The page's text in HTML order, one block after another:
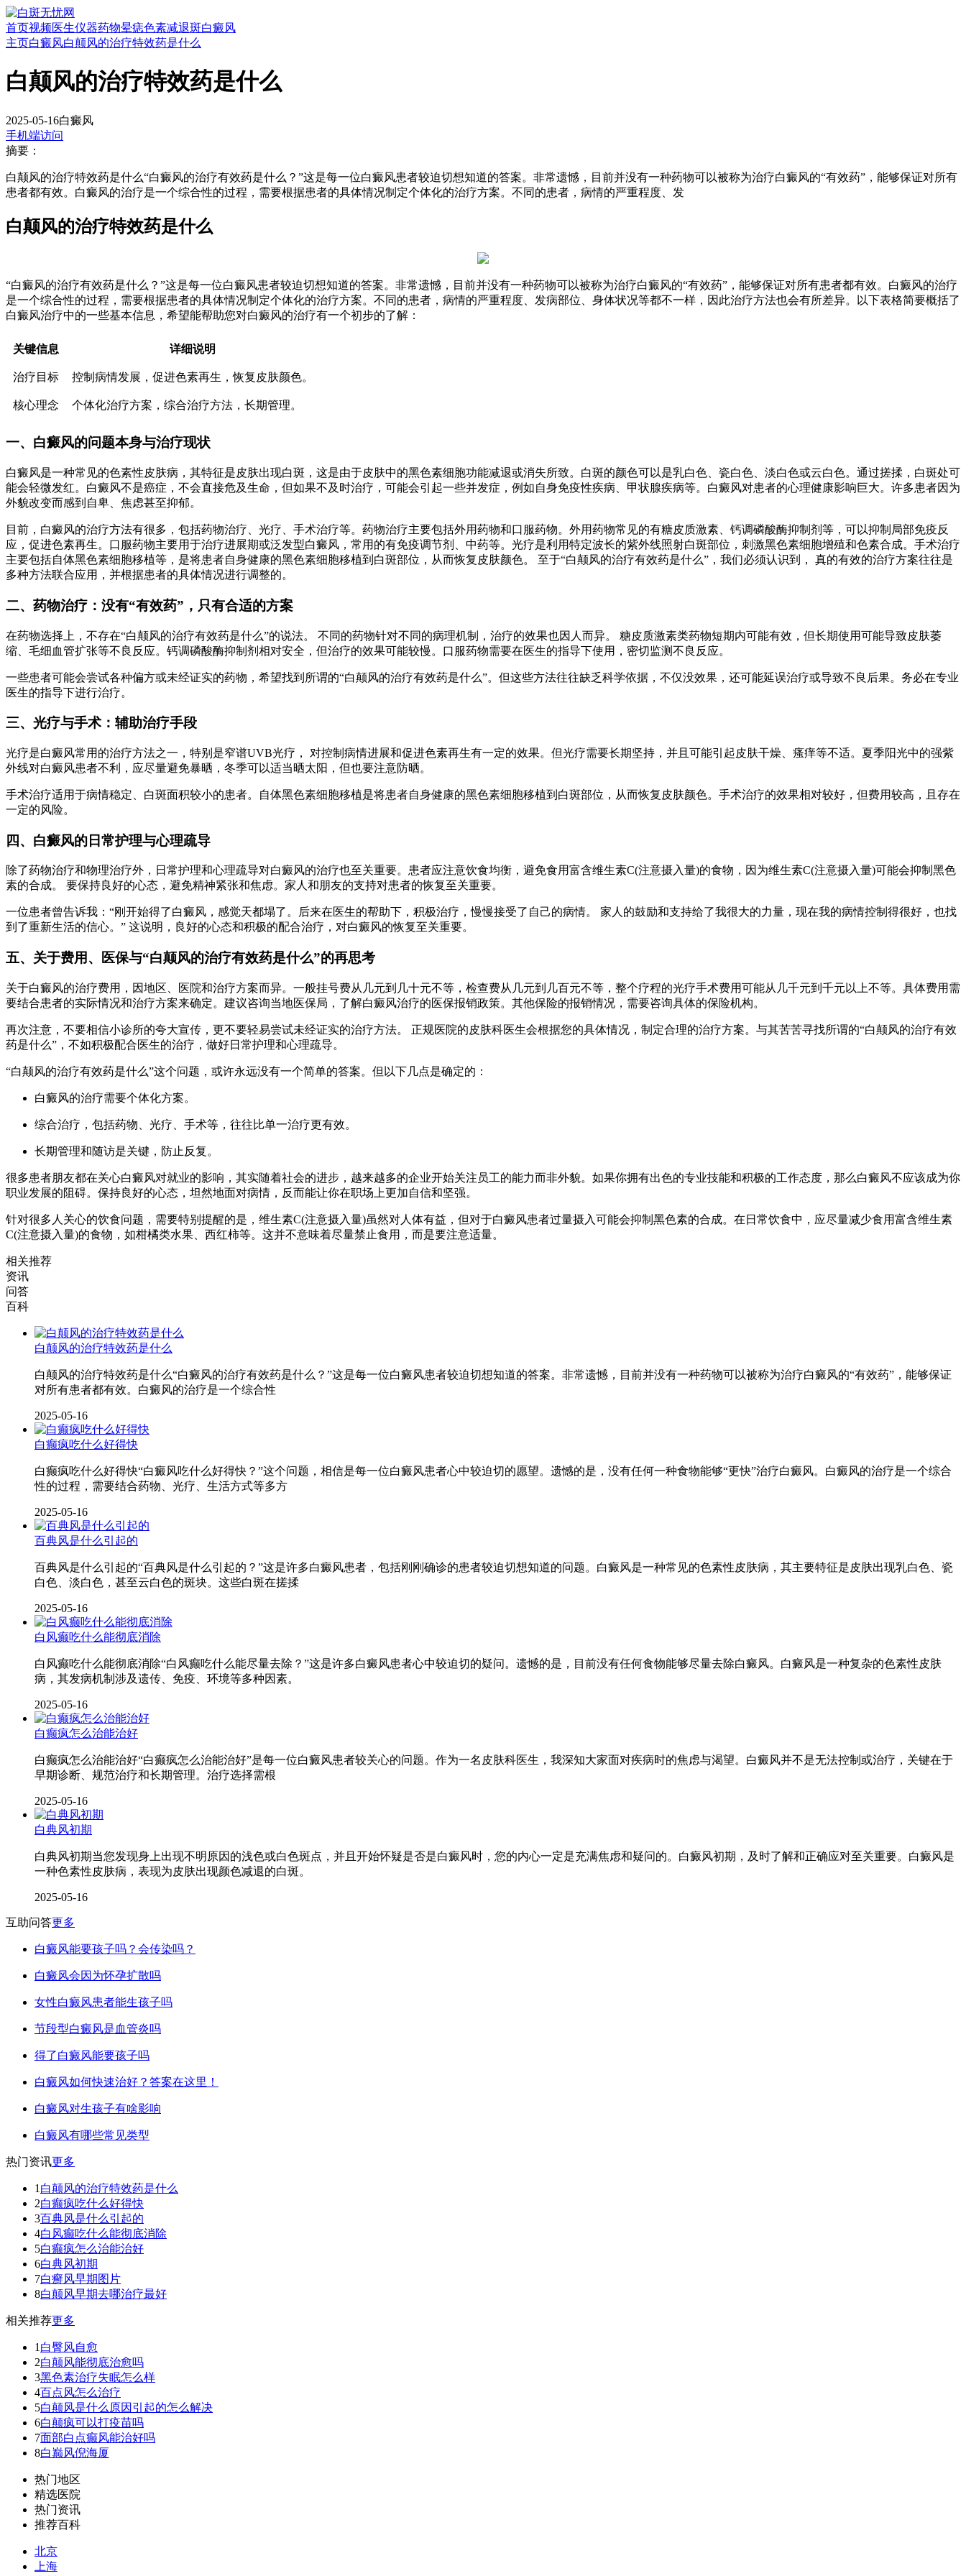
首页视频医生仪器药物晕痣色素减退斑白癜风
主页白癜风白颠风的治疗特效药是什么
白颠风的治疗特效药是什么
2025-05-16白癜风
手机端访问
摘要：
白颠风的治疗特效药是什么“白癜风的治疗有效药是什么？”这是每一位白癜风患者较迫切想知道的答案。非常遗憾，目前并没有一种药物可以被称为治疗白癜风的“有效药”，能够保证对所有
患者都有效。白癜风的治疗是一个综合性的过程，需要根据患者的具体情况制定个体化的治疗方案。不同的患者，病情的严重程度、发
白颠风的治疗特效药是什么
“白癜风的治疗有效药是什么？”这是每一位白癜风患者较迫切想知道的答案。非常遗憾，目前并没有一种药物可以被称为治疗白癜风的“有效药”，能够保证对所有患者都有效。白癜风的治疗
是一个综合性的过程，需要根据患者的具体情况制定个体化的治疗方案。不同的患者，病情的严重程度、发病部位、身体状况等都不一样，因此治疗方法也会有所差异。以下表格简要概括了
白癜风治疗中的一些基本信息，希望能帮助您对白癜风的治疗有一个初步的了解：
关键信息 详细说明
治疗目标 控制病情发展，促进色素再生，恢复皮肤颜色。
核心理念 个体化治疗方案，综合治疗方法，长期管理。
一、白癜风的问题本身与治疗现状
白癜风是一种常见的色素性皮肤病，其特征是皮肤出现白斑，这是由于皮肤中的黑色素细胞功能减退或消失所致。白斑的颜色可以是乳白色、瓷白色、淡白色或云白色。通过搓揉，白斑处可
能会轻微发红。白癜风不是癌症，不会直接危及生命，但如果不及时治疗，可能会引起一些并发症，例如自身免疫性疾病、甲状腺疾病等。白癜风对患者的心理健康影响巨大。许多患者因为
外貌改变而感到自卑、焦虑甚至抑郁。
目前，白癜风的治疗方法有很多，包括药物治疗、光疗、手术治疗等。药物治疗主要包括外用药物和口服药物。外用药物常见的有糖皮质激素、钙调磷酸酶抑制剂等，可以抑制局部免疫反
应，促进色素再生。口服药物主要用于治疗进展期或泛发型白癜风，常用的有免疫调节剂、中药等。光疗是利用特定波长的紫外线照射白斑部位，刺激黑色素细胞增殖和色素合成。手术治疗
主要包括自体黑色素细胞移植等，是将患者自身健康的黑色素细胞移植到白斑部位，从而恢复皮肤颜色。 至于“白颠风的治疗有效药是什么”，我们必须认识到， 真的有效的治疗方案往往是
多种方法联合应用，并根据患者的具体情况进行调整的。
二、药物治疗：没有“有效药”，只有合适的方案
在药物选择上，不存在“白颠风的治疗有效药是什么”的说法。 不同的药物针对不同的病理机制，治疗的效果也因人而异。 糖皮质激素类药物短期内可能有效，但长期使用可能导致皮肤萎
缩、毛细血管扩张等不良反应。钙调磷酸酶抑制剂相对安全，但治疗的效果可能较慢。口服药物需要在医生的指导下使用，密切监测不良反应。
一些患者可能会尝试各种偏方或未经证实的药物，希望找到所谓的“白颠风的治疗有效药是什么”。但这些方法往往缺乏科学依据，不仅没效果，还可能延误治疗或导致不良后果。务必在专业
医生的指导下进行治疗。
三、光疗与手术：辅助治疗手段
光疗是白癜风常用的治疗方法之一，特别是窄谱UVB光疗， 对控制病情进展和促进色素再生有一定的效果。但光疗需要长期坚持，并且可能引起皮肤干燥、瘙痒等不适。夏季阳光中的强紫
外线对白癜风患者不利，应尽量避免暴晒，冬季可以适当晒太阳，但也要注意防晒。
手术治疗适用于病情稳定、白斑面积较小的患者。自体黑色素细胞移植是将患者自身健康的黑色素细胞移植到白斑部位，从而恢复皮肤颜色。手术治疗的效果相对较好，但费用较高，且存在
一定的风险。
四、白癜风的日常护理与心理疏导
除了药物治疗和物理治疗外，日常护理和心理疏导对白癜风的治疗也至关重要。患者应注意饮食均衡，避免食用富含维生素C(注意摄入量)的食物，因为维生素C(注意摄入量)可能会抑制黑色
素的合成。 要保持良好的心态，避免精神紧张和焦虑。家人和朋友的支持对患者的恢复至关重要。
一位患者曾告诉我：“刚开始得了白癜风，感觉天都塌了。后来在医生的帮助下，积极治疗，慢慢接受了自己的病情。 家人的鼓励和支持给了我很大的力量，现在我的病情控制得很好，也找
到了重新生活的信心。” 这说明，良好的心态和积极的配合治疗，对白癜风的恢复至关重要。
五、关于费用、医保与“白颠风的治疗有效药是什么”的再思考
关于白癜风的治疗费用，因地区、医院和治疗方案而异。一般挂号费从几元到几十元不等，检查费从几元到几百元不等，整个疗程的光疗手术费用可能从几千元到千元以上不等。具体费用需
要结合患者的实际情况和治疗方案来确定。建议咨询当地医保局，了解白癜风治疗的医保报销政策。其他保险的报销情况，需要咨询具体的保险机构。
再次注意，不要相信小诊所的夸大宣传，更不要轻易尝试未经证实的治疗方法。 正规医院的皮肤科医生会根据您的具体情况，制定合理的治疗方案。与其苦苦寻找所谓的“白颠风的治疗有效
药是什么”，不如积极配合医生的治疗，做好日常护理和心理疏导。
“白颠风的治疗有效药是什么”这个问题，或许永远没有一个简单的答案。但以下几点是确定的：
白癜风的治疗需要个体化方案。
综合治疗，包括药物、光疗、手术等，往往比单一治疗更有效。
长期管理和随访是关键，防止反复。
很多患者朋友都在关心白癜风对就业的影响，其实随着社会的进步，越来越多的企业开始关注员工的能力而非外貌。如果你拥有出色的专业技能和积极的工作态度，那么白癜风不应该成为你
职业发展的阻碍。保持良好的心态，坦然地面对病情，反而能让你在职场上更加自信和坚强。
针对很多人关心的饮食问题，需要特别提醒的是，维生素C(注意摄入量)虽然对人体有益，但对于白癜风患者过量摄入可能会抑制黑色素的合成。在日常饮食中，应尽量减少食用富含维生素
C(注意摄入量)的食物，如柑橘类水果、西红柿等。这并不意味着尽量禁止食用，而是要注意适量。
相关推荐
资讯
问答
百科
白颠风的治疗特效药是什么
白颠风的治疗特效药是什么“白癜风的治疗有效药是什么？”这是每一位白癜风患者较迫切想知道的答案。非常遗憾，目前并没有一种药物可以被称为治疗白癜风的“有效药”，能够保证
对所有患者都有效。白癜风的治疗是一个综合性
2025-05-16
白癫疯吃什么好得快
白癫疯吃什么好得快“白癜风吃什么好得快？”这个问题，相信是每一位白癜风患者心中较迫切的愿望。遗憾的是，没有任何一种食物能够“更快”治疗白癜风。白癜风的治疗是一个综合
性的过程，需要结合药物、光疗、生活方式等多方
2025-05-16
百典风是什么引起的
百典风是什么引起的“百典风是什么引起的？”这是许多白癜风患者，包括刚刚确诊的患者较迫切想知道的问题。白癜风是一种常见的色素性皮肤病，其主要特征是皮肤出现乳白色、瓷
白色、淡白色，甚至云白色的斑块。这些白斑在搓揉
2025-05-16
白风癫吃什么能彻底消除
白风癫吃什么能彻底消除“白风癫吃什么能尽量去除？”这是许多白癜风患者心中较迫切的疑问。遗憾的是，目前没有任何食物能够尽量去除白癜风。白癜风是一种复杂的色素性皮肤
病，其发病机制涉及遗传、免疫、环境等多种因素。
2025-05-16
白癫疯怎么治能治好
白癫疯怎么治能治好“白癫疯怎么治能治好”是每一位白癜风患者较关心的问题。作为一名皮肤科医生，我深知大家面对疾病时的焦虑与渴望。白癜风并不是无法控制或治疗，关键在于
早期诊断、规范治疗和长期管理。治疗选择需根
2025-05-16
白典风初期
白典风初期当您发现身上出现不明原因的浅色或白色斑点，并且开始怀疑是否是白癜风时，您的内心一定是充满焦虑和疑问的。白癜风初期，及时了解和正确应对至关重要。白癜风是
一种色素性皮肤病，表现为皮肤出现颜色减退的白斑。
2025-05-16
互助问答更多
白癜风能要孩子吗？会传染吗？
白癜风会因为怀孕扩散吗
女性白癜风患者能生孩子吗
节段型白癜风是血管炎吗
得了白癜风能要孩子吗
白癜风如何快速治好？答案在这里！
白癜风对生孩子有啥影响
白癜风有哪些常见类型
热门资讯更多
1 白颠风的治疗特效药是什么
2白癫疯吃什么好得快
3百典风是什么引起的
4白风癫吃什么能彻底消除
5白癫疯怎么治能治好
6白典风初期
7白癣风早期图片
8白颠风早期去哪治疗最好
相关推荐更多
1 白臀风自愈
2白颠风能彻底治愈吗
3黑色素治疗失眠怎么样
4百点风怎么治疗
5白颠风是什么原因引起的怎么解决
6白颠疯可以打疫苗吗
7面部白点癫风能治好吗
8白巅风倪海厦
热门地区
精选医院
热门资讯
推荐百科
北京
上海